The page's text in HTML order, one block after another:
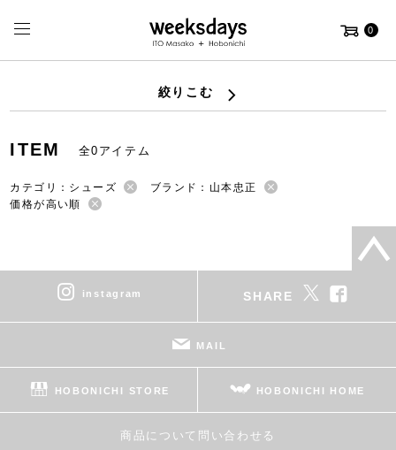
0
絞りこむ
ITEM 全0アイテム
カテゴリ：シューズ
ブランド：山本忠正
価格が高い順
instagram SHARE
MAIL
HOBONICHI STORE HOBONICHI HOME
商品について問い合わせる